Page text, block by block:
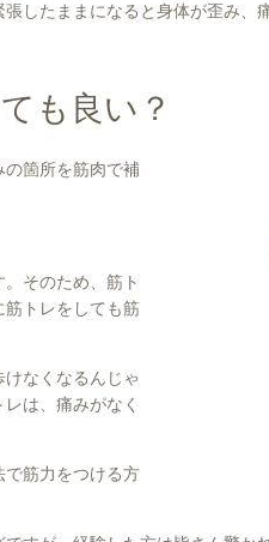
したままになると身体が歪み、
も良い？
の箇所を筋肉で補
そのため、筋ト
筋トレをしても筋
なくなるんじゃ
は、痛みがなく
で筋力をつける方